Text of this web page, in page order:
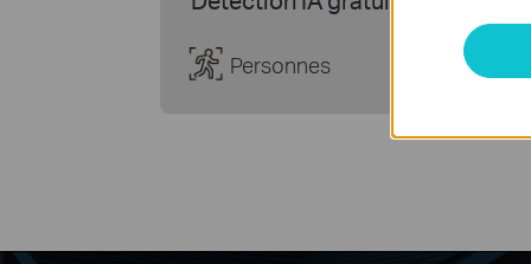
Personnes
Animaux